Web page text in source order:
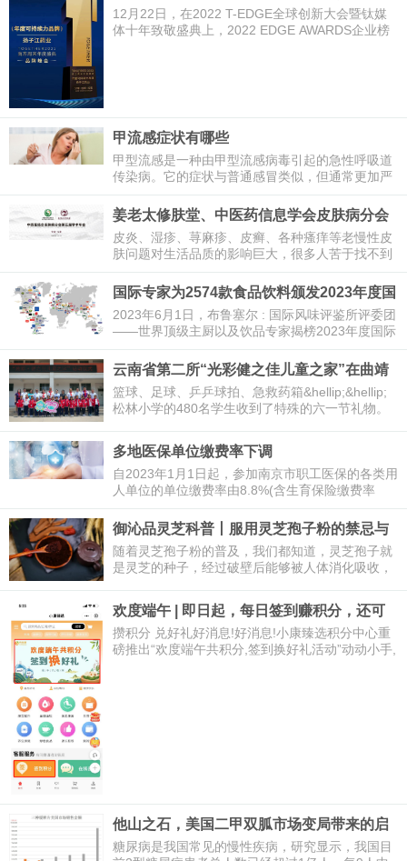
药业集团接连荣获“年度医疗创新企业”和“年
度可持续力品牌”两项大奖
12月22日，在2022 T-EDGE全球创新大会暨钛媒
体十年致敬盛典上，2022 EDGE AWARDS企业榜
甲流感症状有哪些
甲型流感是一种由甲型流感病毒引起的急性呼吸道
传染病。它的症状与普通感冒类似，但通常更加严
重。以下是甲型流感的常见症状：
姜老太修肤堂、中医药信息学会皮肤病分会
召开学术年会
皮炎、湿疹、荨麻疹、皮癣、各种瘙痒等老慢性皮
肤问题对生活品质的影响巨大，很多人苦于找不到
方法。但如果您身边有一家拥有“权威专家论证有效
方案”、“全
国际专家为2574款食品饮料颁发2023年度国
际美味奖
2023年6月1日，布鲁塞尔 : 国际风味评鉴所评委团
——世界顶级主厨以及饮品专家揭榜2023年度国际
美味奖获奖名单。今年，2574款食品和饮料有幸荣
获此项殊荣，其中506款产
云南省第二所“光彩健之佳儿童之家”在曲靖
挂牌启用
篮球、足球、乒乒球拍、急救药箱&hellip;&hellip;
松林小学的480名学生收到了特殊的六一节礼物。
益区松林小学挂牌
多地医保单位缴费率下调
自2023年1月1日起，参加南京市职工医保的各类用
人单位的单位缴费率由8.8%(含生育保险缴费率
0.8%)下调至7.8%(含生育保险费率0.8%)。
御沁品灵芝科普丨服用灵芝孢子粉的禁忌与
注意事项
随着灵芝孢子粉的普及，我们都知道，灵芝孢子就
是灵芝的种子，经过破壁后能够被人体消化吸收，
子粉在服用上并无特殊的禁忌，因此理论上来
欢度端午 | 即日起，每日签到赚积分，还可
兑好礼！
攒积分 兑好礼好消息!好消息!小康臻选积分中心重
磅推出“欢度端午共积分,签到换好礼活动”动动小手,
他山之石，美国二甲双胍市场变局带来的启
示
糖尿病是我国常见的慢性疾病，研究显示，我国目